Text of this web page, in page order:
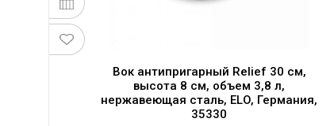
Вок антипригарный Relief 30 см,
высота 8 см, объем 3,8 л,
нержавеющая сталь, ELO, Германия,
35330